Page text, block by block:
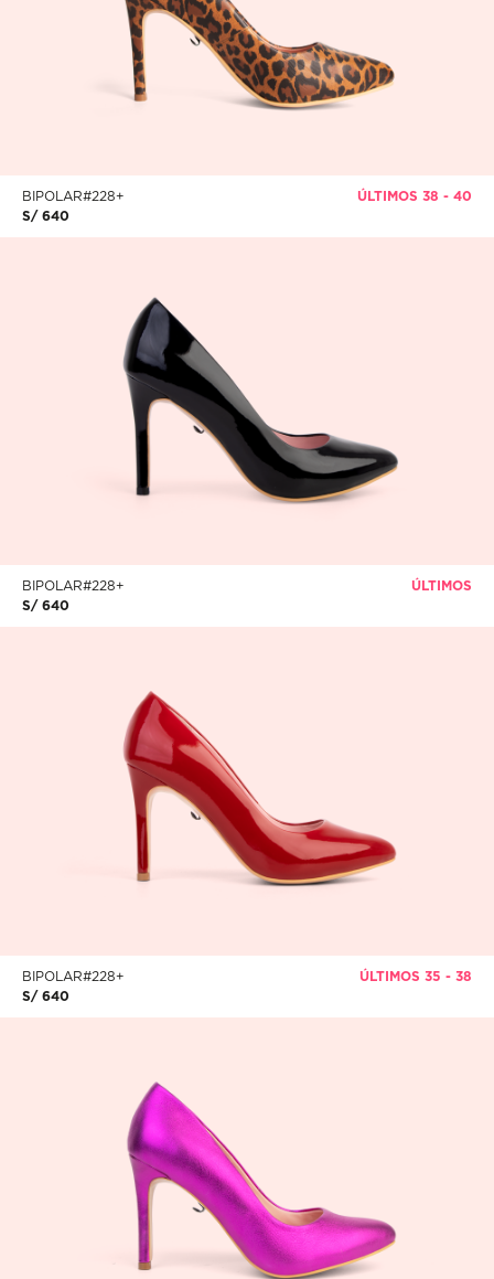
BIPOLAR#228+
S/ 640
ÚLTIMOS 38 - 40
BIPOLAR#228+
S/ 640
ÚLTIMOS
BIPOLAR#228+
S/ 640
ÚLTIMOS 35 - 38